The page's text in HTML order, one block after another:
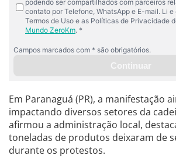
Em Paranaguá (PR), a manifestação
impactando diversos setores da
afirmou a administração local,
toneladas de produtos deixaram de
durante os protestos.